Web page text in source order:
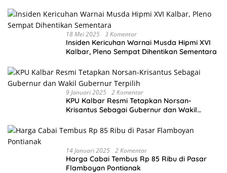
18 Mei 2025 3 Komentar
Insiden Kericuhan Warnai Musda Hipmi XVI
Kalbar, Pleno Sempat Dihentikan Sementara
9 Januari 2025 2 Komentar
KPU Kalbar Resmi Tetapkan Norsan-
Krisantus Sebagai Gubernur dan Wakil
14 Januari 2025 2 Komentar
Harga Cabai Tembus Rp 85 Ribu di Pasar
Flamboyan Pontianak